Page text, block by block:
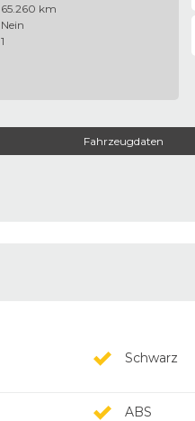
65.260 km
Nein
1
Fahrzeugdaten
Schwarz
ABS